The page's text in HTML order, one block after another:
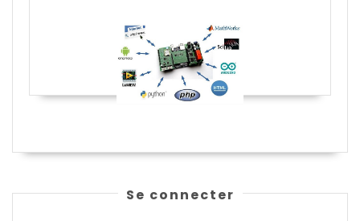
Se connecter